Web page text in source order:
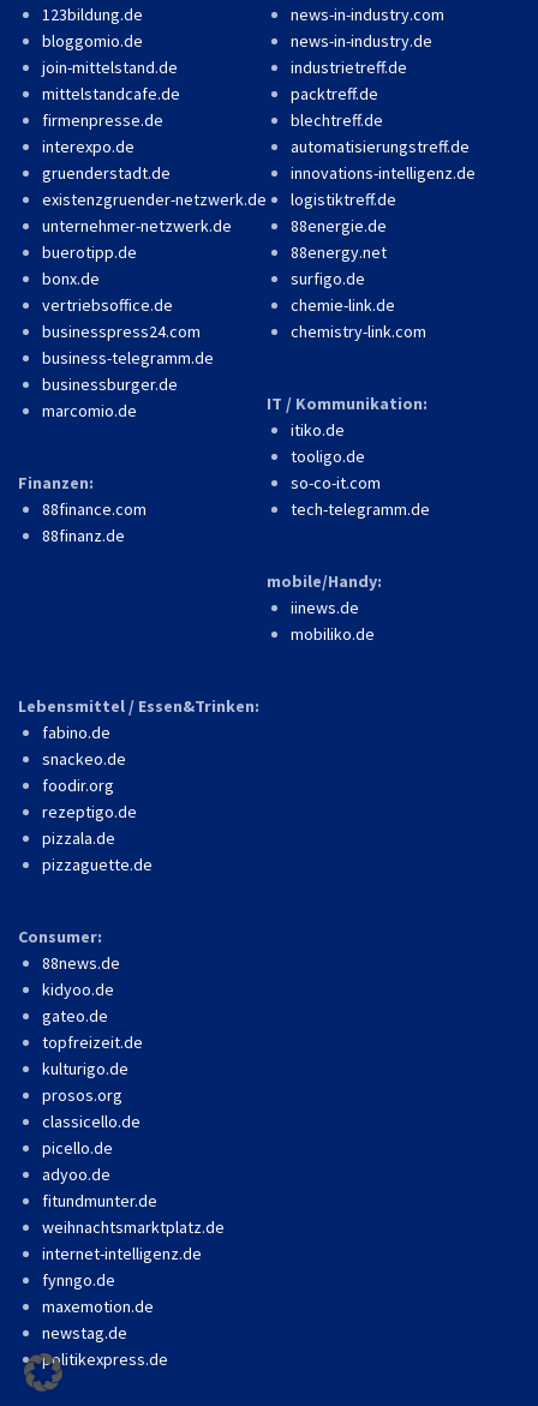
123bildung.de
bloggomio.de
join-mittelstand.de
mittelstandcafe.de
firmenpresse.de
interexpo.de
gruenderstadt.de
existenzgruender-netzwerk.de
unternehmer-netzwerk.de
buerotipp.de
bonx.de
vertriebsoffice.de
businesspress24.com
business-telegramm.de
businessburger.de
marcomio.de
Finanzen:
88finance.com
88finanz.de
news-in-industry.com
news-in-industry.de
industrietreff.de
packtreff.de
blechtreff.de
automatisierungstreff.de
innovations-intelligenz.de
logistiktreff.de
88energie.de
88energy.net
surfigo.de
chemie-link.de
chemistry-link.com
IT / Kommunikation:
itiko.de
tooligo.de
so-co-it.com
tech-telegramm.de
mobile/Handy:
iinews.de
mobiliko.de
Lebensmittel / Essen&Trinken:
fabino.de
snackeo.de
foodir.org
rezeptigo.de
pizzala.de
pizzaguette.de
Consumer:
88news.de
kidyoo.de
gateo.de
topfreizeit.de
kulturigo.de
prosos.org
classicello.de
picello.de
adyoo.de
fitundmunter.de
weihnachtsmarktplatz.de
internet-intelligenz.de
fynngo.de
maxemotion.de
newstag.de
politikexpress.de